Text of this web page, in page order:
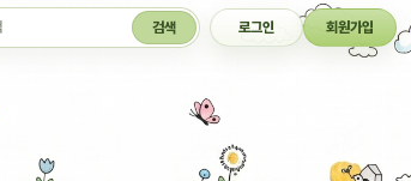
검색 로그인 회원가입